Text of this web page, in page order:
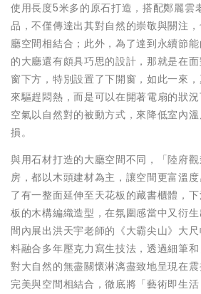
使用長度5米多的原石打造，搭配鄭麗雲
品，不僅傳達出其對自然的崇敬與關注
廳空間相結合；此外，為了達到永續節能
的大廳還有頗具巧思的設計，那就是在
窗下方，特別設置了下開窗，如此一來
來驅趕悶熱，而是可以在開著電扇的狀
空氣以自然對的被動方式，來降低室內
損。
與用石材打造的大廳空間不同，「陸府
房，都以木頭建材為主，讓空間更富溫
了有一整面延伸至天花板的藏書櫃體，
板的木構編織造型，在氛圍感當中又衍
間內展出洪天宇老師的《大霸尖山》大
料融合多年壓克力寫生技法，透過細筆
對大自然的無盡關懷淋漓盡致地呈現在
完美與空間相結合，徹底將「藝術即生